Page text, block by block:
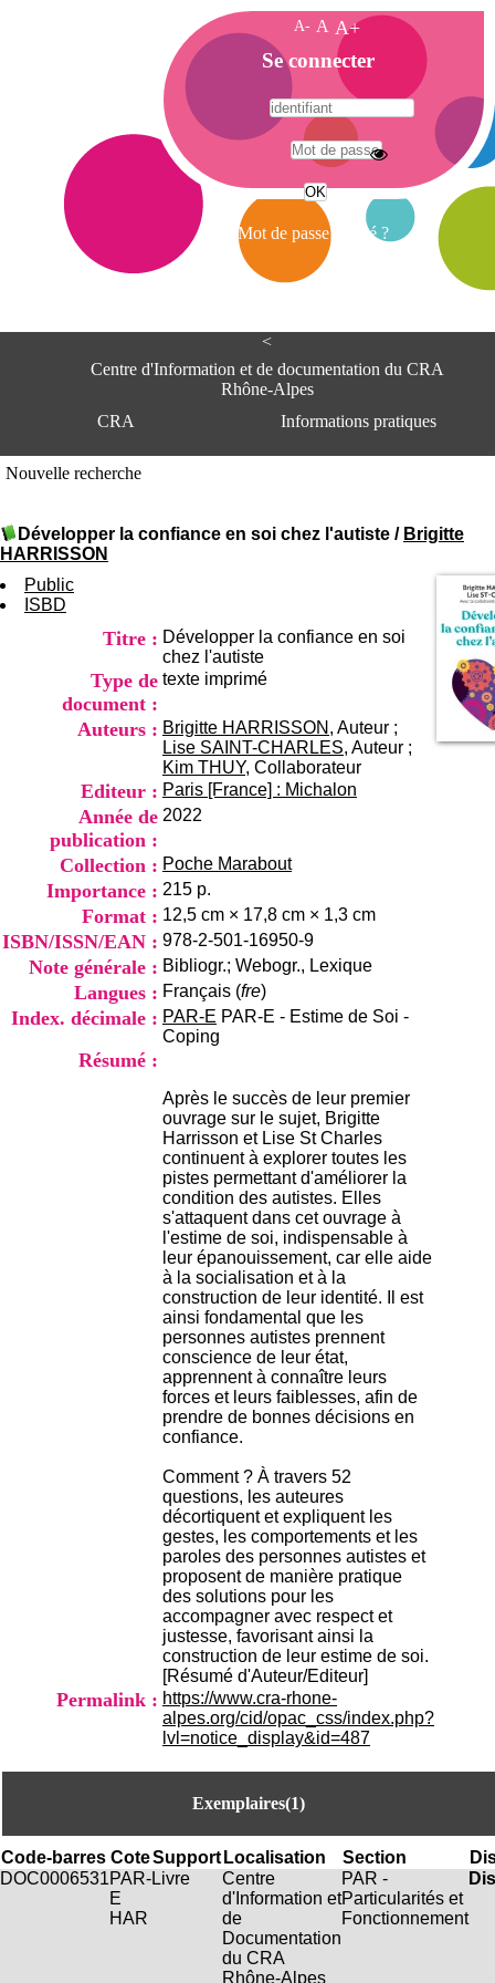
<
Centre d'Information et de documentation du CRA
Rhône-Alpes
CRA
Informations pratiques
Centre Hospitalier le Vinatier
bât 211
9h00-12h00 13h30-16h00
+33(0)4 37 91 54 65
+33(0)4 37 91 54 37
Mail
Nouvelle recherche
Développer la confiance en soi chez l'autiste / Brigitte
HARRISSON
Public
ISBD
Titre : Développer la confiance en soi
chez l'autiste
Type de
document :
texte imprimé
Auteurs : Brigitte HARRISSON , Auteur ;
Lise SAINT-CHARLES, Auteur ;
Kim THUY, Collaborateur
Editeur : Paris [France] : Michalon
Année de
publication :
2022
Collection : Poche Marabout
Importance : 215 p.
Format : 12,5 cm × 17,8 cm × 1,3 cm
ISBN/ISSN/EAN : 978-2-501-16950-9
Note générale : Bibliogr.; Webogr., Lexique
Langues : Français (fre)
Index. décimale : PAR-E PAR-E - Estime de Soi -
Coping
Résumé :
Après le succès de leur premier
ouvrage sur le sujet, Brigitte
Harrisson et Lise St Charles
continuent à explorer toutes les
pistes permettant d'améliorer la
condition des autistes. Elles
s'attaquent dans cet ouvrage à
l'estime de soi, indispensable à
leur épanouissement, car elle aide
à la socialisation et à la
construction de leur identité. Il est
ainsi fondamental que les
personnes autistes prennent
conscience de leur état,
apprennent à connaître leurs
forces et leurs faiblesses, afin de
prendre de bonnes décisions en
confiance.
Comment ? À travers 52
questions, les auteures
décortiquent et expliquent les
gestes, les comportements et les
paroles des personnes autistes et
proposent de manière pratique
des solutions pour les
accompagner avec respect et
justesse, favorisant ainsi la
construction de leur estime de soi.
[Résumé d'Auteur/Editeur]
Permalink : https://www.cra-rhone-
alpes.org/cid/opac_css/index.php?
lvl=notice_display&id=487
Exemplaires(1)
Code-barres CoteSupport Localisation Section
DOC0006531PAR-
E
HAR
Livre
Centre
d'Information et
de
Documentation
du CRA
Rhône-Alpes
PAR -
Particularités et
Fonctionnement
A- A A+
A
c
c
e
i
Se connecter
Mot de passe oublié ?
A
e
e
n
f
t
i
o
e
t
d
e
D
o
u
m
e
n
t
a
t
o
n
C
R
A
R
h
ô
n
e
-
A
l
p
e
s
C
e
n
t
e
H
o
s
p
i
t
a
l
i
e
r
l
e
i
t
i
e